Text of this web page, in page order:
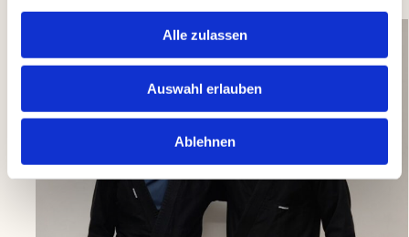
Alle zulassen
Auswahl erlauben
Ablehnen